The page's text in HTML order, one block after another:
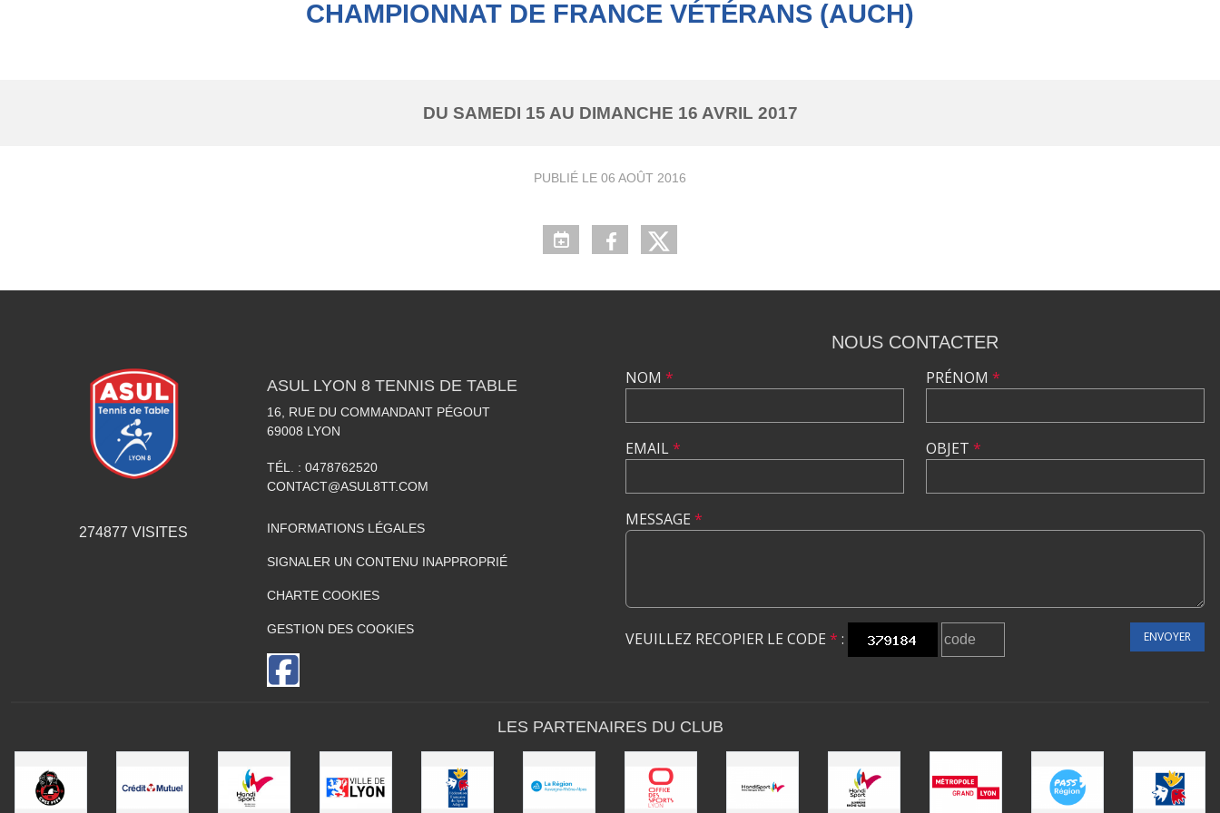
CHAMPIONNAT DE FRANCE VÉTÉRANS (AUCH)
DU SAMEDI 15 AU DIMANCHE 16 AVRIL 2017
PUBLIÉ LE 06 AOÛT 2016
274877 VISITES
ASUL LYON 8 TENNIS DE TABLE
16, RUE DU COMMANDANT PÉGOUT
69008 LYON
TÉL. : 0478762520
CONTACT@ASUL8TT.COM
INFORMATIONS LÉGALES
SIGNALER UN CONTENU INAPPROPRIÉ
CHARTE COOKIES
GESTION DES COOKIES
NOUS CONTACTER
NOM *
EMAIL*
PRÉNOM *
OBJET *
MESSAGE *
VEUILLEZ RECOPIER LE CODE * : ENVOYER
LES PARTENAIRES DU CLUB